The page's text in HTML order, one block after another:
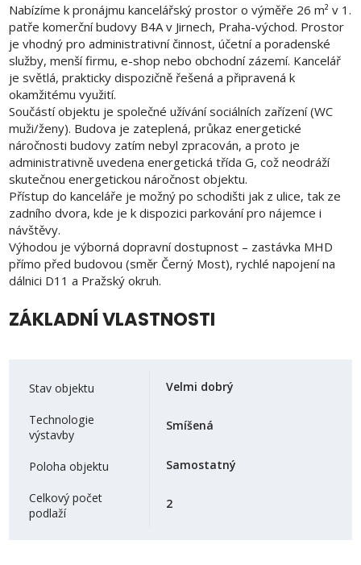
Nabízíme k pronájmu kancelářský prostor o výměře 26 m² v 1.
patře komerční budovy B4A v Jirnech, Praha-východ. Prostor
je vhodný pro administrativní činnost, účetní a poradenské
služby, menší firmu, e-shop nebo obchodní zázemí. Kancelář
je světlá, prakticky dispozičně řešená a připravená k
okamžitému využití.
Součástí objektu je společné užívání sociálních zařízení (WC
muži/ženy). Budova je zateplená, průkaz energetické
náročnosti budovy zatím nebyl zpracován, a proto je
administrativně uvedena energetická třída G, což neodráží
skutečnou energetickou náročnost objektu.
Přístup do kanceláře je možný po schodišti jak z ulice, tak ze
zadního dvora, kde je k dispozici parkování pro nájemce i
návštěvy.
Výhodou je výborná dopravní dostupnost – zastávka MHD
přímo před budovou (směr Černý Most), rychlé napojení na
dálnici D11 a Pražský okruh.
ZÁKLADNÍ VLASTNOSTI
Stav objektu Velmi dobrý
Technologie
výstavby
Smíšená
Poloha objektu Samostatný
Celkový počet
podlaží
2